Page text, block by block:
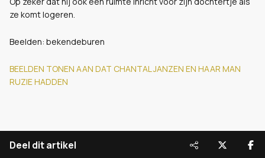
ze komt logeren.
Beelden: bekendeburen
BEELDEN TONEN AAN DAT CHANTAL JANZEN EN HAAR MAN
RUZIE HADDEN
Deel dit artikel